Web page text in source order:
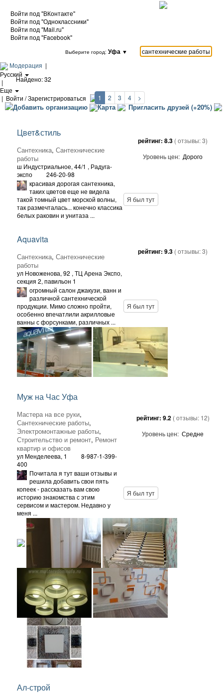
Войти под "ВКонтакте"
Войти под "Одноклассники"
Войти под "Mail.ru"
Войти под "Facebook"
Выберите город: Уфа ▼
Модерация |
Русский
|
Еще
| Войти / Зарегистрироваться
Добавить организацию Карта Пригласить друзей (+20%)
Найдено: 32
1 2 3 4 >
Цвет&стиль
Сантехника, Сантехнические
работы
ш Индустриальное, 44/1 , Радуга-
экспо
246-20-98
рейтинг: 8.3 ( отзывы:3)
Уровень цен: Дорого
красивая дорогая сантехника,
таких цветов еще не видела
такой томный цвет морской волны,
так размечталась... конечно классика
белых раковин и унитаза ...
Я был тут
Aquavita
Сантехника, Сантехнические
работы
ул Новоженова, 92 , ТЦ Арена Экспо,
секция 2, павильон 1
рейтинг: 9.3 ( отзывы:3)
огромный салон джакузи, ванн и
различной сантехнической
продукции. Мимо сложно пройти,
особенно впечатлили акрилловые
ванны с форсунками, различных ...
Я был тут
Муж на Час Уфа
Мастера на все руки,
Сантехнические работы,
Электромонтажные работы,
Строительство и ремонт, Ремонт
квартир и офисов
ул Менделеева, 1
8-987-1-399-
400
рейтинг: 9.2 ( отзывы: 12)
Уровень цен: Средне
Почитала я тут ваши отзывы и
решила добавить свои пять
копеек - рассказать вам свою
историю знакомства с этим
сервисом и мастером. Недавно у
меня ...
Я был тут
Ал-строй